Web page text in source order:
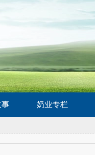
事 奶业专栏